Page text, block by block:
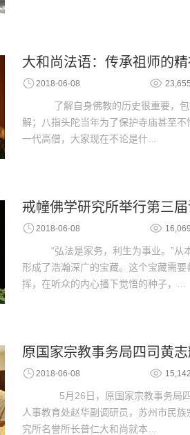
大和尚法语：传承祖师的
2018-06-08
了解自身佛教的历史很重要，包
解；八指头陀当年为了保护寺庙甚至
一代高僧，大家现在不论是什…
戒幢佛学研究所举行第三
2018-06-08
“弘法是家务，利生为事业。”从
形成了浩瀚深广的宝藏。这个宝藏需
挥，在听众的内心播下觉悟的种子，…
原国家宗教事务局四司黄
2018-06-08
5月26日，原国家宗教事务局四
人事教育处赵华副调研员，苏州市民
究所名誉所长普仁大和尚就本…